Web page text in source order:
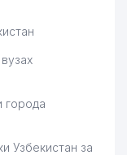
города
Узбекистан за